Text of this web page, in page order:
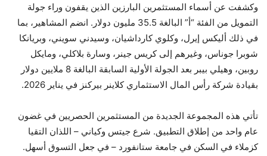
وكشفت عن أسماء المستثمرين البارزين الذين يقفون وراء جولة
التمويل من الفئة “أ” البالغة 35.5 مليون دولار. انضم المشاهير، بما
في ذلك أليكس إيرل، وكلوي كارداشيان، وسيدني سويني، وبريانكا
شوبرا جوناس، وغيرهم إلى كريس جينر، وسارة بلاكلي، ومايكل
روبين، وهيلي بيبر بعد الجولة الأولية السابقة البالغة 8 ملايين دولار
بقيادة شركة رأس المال الاستثماري كلاينر بيركنز في يناير 2026.
تأتي هذه المجموعة الجديدة من المستثمرين الحصريين في غضون
عام واحد من إطلاق التطبيق. شرع جيتس وكياني – اللذان التقيا
كزملاء في السكن في جامعة ستانفورد – في جعل التسوق أسهل.